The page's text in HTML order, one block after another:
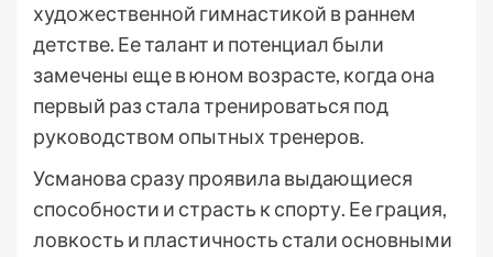
художественной гимнастикой в раннем
детстве. Ее талант и потенциал были
замечены еще в юном возрасте, когда она
первый раз стала тренироваться под
руководством опытных тренеров.
Усманова сразу проявила выдающиеся
способности и страсть к спорту. Ее грация,
ловкость и пластичность стали основными